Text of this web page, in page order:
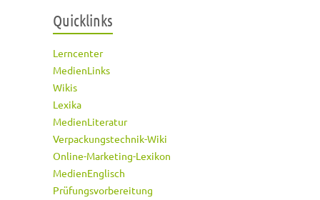
Quicklinks
Lerncenter
MedienLinks
Wikis
Lexika
MedienLiteratur
Verpackungstechnik-Wiki
Online-Marketing-Lexikon
MedienEnglisch
Prüfungsvorbereitung